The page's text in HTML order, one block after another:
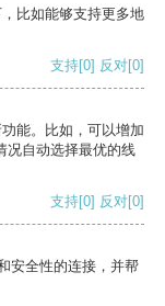
比如能够支持更多地
支持[0] 反对[0]
能。比如，可以增加
况自动选择最优的线
支持[0] 反对[0]
安全性的连接，并帮